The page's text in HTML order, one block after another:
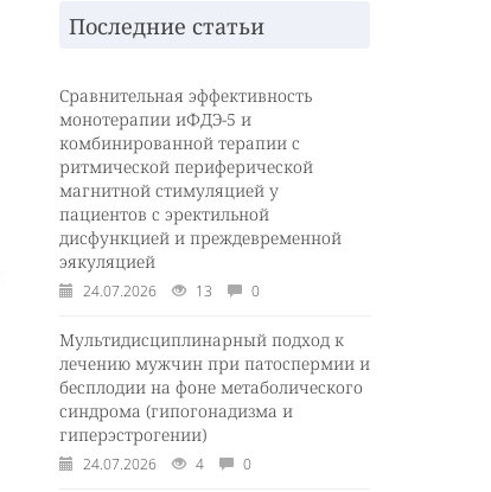
Последние статьи
Сравнительная эффективность
монотерапии иФДЭ-5 и
комбинированной терапии с
ритмической периферической
магнитной стимуляцией у
пациентов с эректильной
дисфункцией и преждевременной
эякуляцией
24.07.2026 13 0
Мультидисциплинарный подход к
лечению мужчин при патоспермии и
бесплодии на фоне метаболического
синдрома (гипогонадизма и
гиперэстрогении)
24.07.2026 4 0